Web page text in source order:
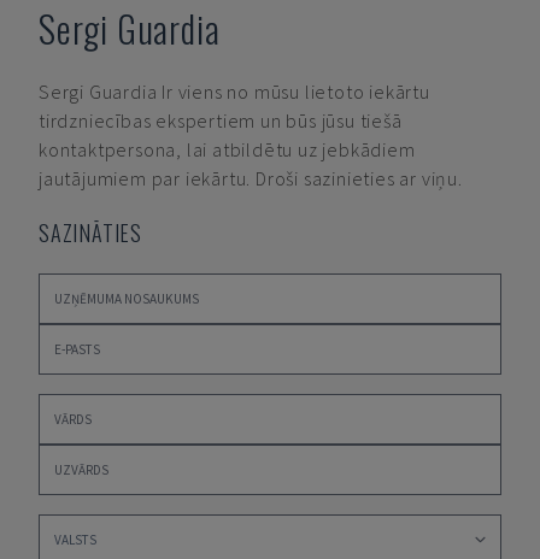
Sergi Guardia
Sergi Guardia Ir viens no mūsu lietoto iekārtu
tirdzniecības ekspertiem un būs jūsu tiešā
kontaktpersona, lai atbildētu uz jebkādiem
jautājumiem par iekārtu. Droši sazinieties ar viņu.
SAZINĀTIES